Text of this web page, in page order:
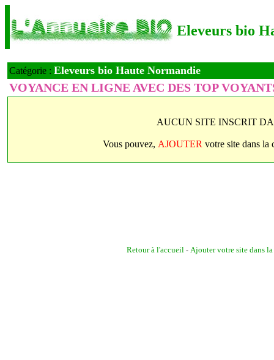
Eleveurs bio
Catégorie : Eleveurs bio Haute Normandie
VOYANCE EN LIGNE AVEC DES TOP
AUCUN SITE INSCRIT
Vous pouvez, AJOUTER votre site dans la
Retour à l'accueil- Ajouter votre site dans